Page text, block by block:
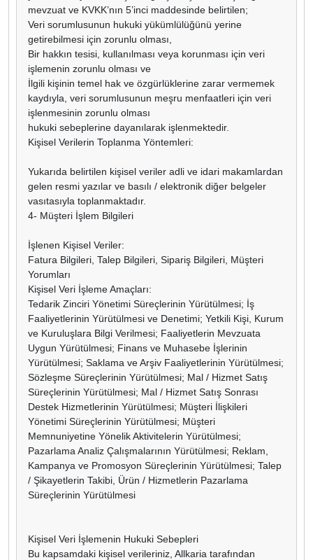
mevzuat ve KVKK’nın 5’inci maddesinde belirtilen;
Veri sorumlusunun hukuki yükümlülüğünü yerine
getirebilmesi için zorunlu olması,
Bir hakkın tesisi, kullanılması veya korunması için veri
işlemenin zorunlu olması ve
İlgili kişinin temel hak ve özgürlüklerine zarar vermemek
kaydıyla, veri sorumlusunun meşru menfaatleri için veri
işlenmesinin zorunlu olması
hukuki sebeplerine dayanılarak işlenmektedir.
Kişisel Verilerin Toplanma Yöntemleri:
Yukarıda belirtilen kişisel veriler adli ve idari makamlardan
gelen resmi yazılar ve basılı / elektronik diğer belgeler
vasıtasıyla toplanmaktadır.
4- Müşteri İşlem Bilgileri
İşlenen Kişisel Veriler:
Fatura Bilgileri, Talep Bilgileri, Sipariş Bilgileri, Müşteri
Yorumları
Kişisel Veri İşleme Amaçları:
Tedarik Zinciri Yönetimi Süreçlerinin Yürütülmesi; İş
Faaliyetlerinin Yürütülmesi ve Denetimi; Yetkili Kişi, Kurum
ve Kuruluşlara Bilgi Verilmesi; Faaliyetlerin Mevzuata
Uygun Yürütülmesi; Finans ve Muhasebe İşlerinin
Yürütülmesi; Saklama ve Arşiv Faaliyetlerinin Yürütülmesi;
Sözleşme Süreçlerinin Yürütülmesi; Mal / Hizmet Satış
Süreçlerinin Yürütülmesi; Mal / Hizmet Satış Sonrası
Destek Hizmetlerinin Yürütülmesi; Müşteri İlişkileri
Yönetimi Süreçlerinin Yürütülmesi; Müşteri
Memnuniyetine Yönelik Aktivitelerin Yürütülmesi;
Pazarlama Analiz Çalışmalarının Yürütülmesi; Reklam,
Kampanya ve Promosyon Süreçlerinin Yürütülmesi; Talep
/ Şikayetlerin Takibi, Ürün / Hizmetlerin Pazarlama
Süreçlerinin Yürütülmesi
Kişisel Veri İşlemenin Hukuki Sebepleri
Bu kapsamdaki kişisel verileriniz, Allkaria tarafından